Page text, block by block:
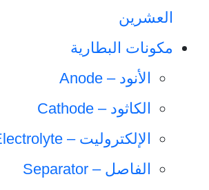
العشرين
مكونات البطارية
الأنود – Anode
الكاثود – Cathode
الإلكتروليت – Electrolyte
الفاصل – Separator